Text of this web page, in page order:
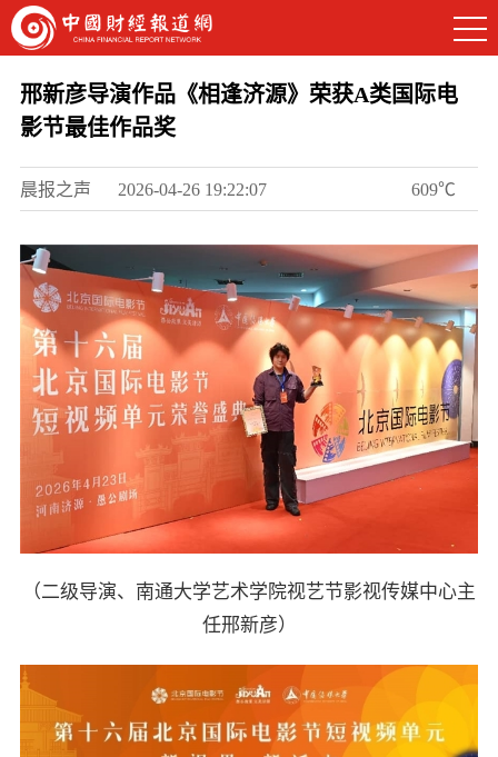
邢新彦导演作品《相逢济源》荣获A类国际电
影节最佳作品奖
晨报之声 2026-04-26 19:22:07 609℃
（二级导演、南通大学艺术学院视艺节影视传媒中心主
任邢新彦）